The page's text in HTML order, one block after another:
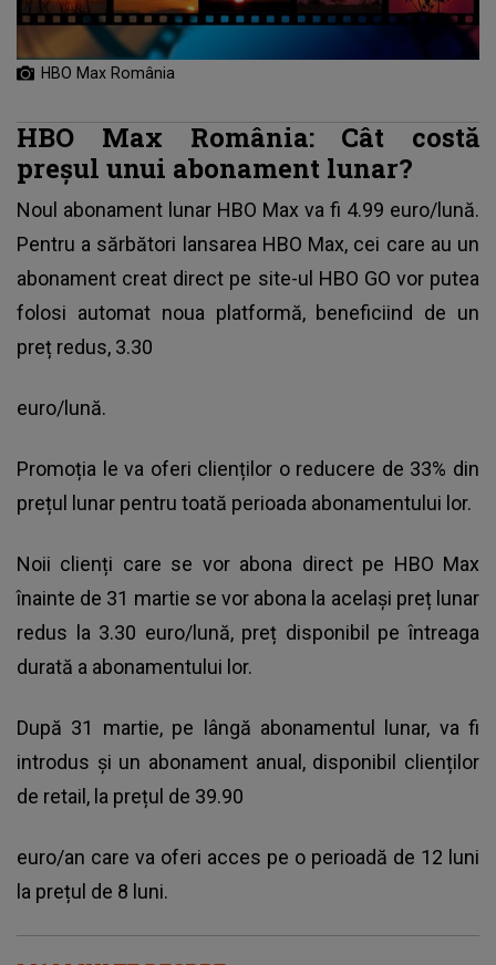
HBO Max România
HBO Max România: Cât costă
preşul unui abonament lunar?
Noul abonament lunar HBO Max va fi 4.99 euro/lună.
Pentru a sărbători lansarea HBO Max, cei care au un
abonament creat direct pe site-ul HBO GO vor putea
folosi automat noua platformă, beneficiind de un
preț redus, 3.30
euro/lună.
Promoția le va oferi clienților o reducere de 33% din
prețul lunar pentru toată perioada abonamentului lor.
Noii clienți care se vor abona direct pe HBO Max
înainte de 31 martie se vor abona la același preț lunar
redus la 3.30 euro/lună, preț disponibil pe întreaga
durată a abonamentului lor.
După 31 martie, pe lângă abonamentul lunar, va fi
introdus și un abonament anual, disponibil clienților
de retail, la prețul de 39.90
euro/an care va oferi acces pe o perioadă de 12 luni
la prețul de 8 luni.